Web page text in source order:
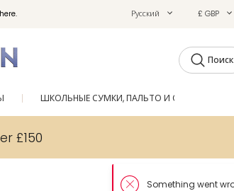
Русский £ GBP
Поиск
ШКОЛЬНЫЕ СУМКИ, ПАЛЬТО И ОБУВЬ
£150